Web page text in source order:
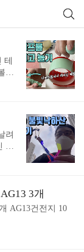
이
합
려
합
부
.
3개
AG13건전지 10